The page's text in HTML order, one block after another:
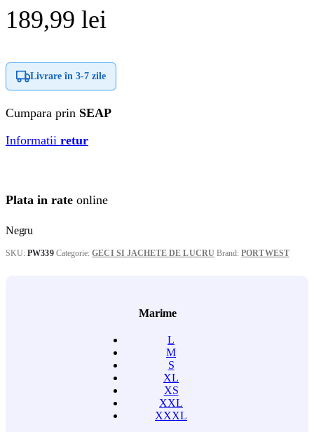
189,99 lei
Livrare în 3-7 zile
Cumpara prin SEAP
Informatii retur
Plata in rate online
Negru
SKU:PW339 Categorie:GECI SI JACHETE DE LUCRU Brand:PORTWEST
Marime
L
M
S
XL
XS
XXL
XXXL